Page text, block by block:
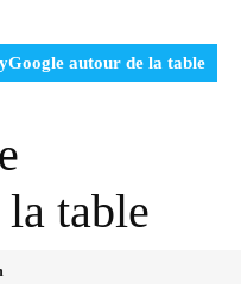
autour de la table
table